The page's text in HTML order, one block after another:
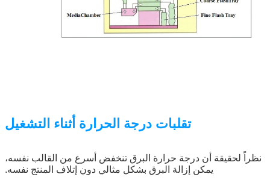
تقلبات درجة الحرارة أثناء التشغيل
نظراً لحقيقة أن درجة حرارة البرق تنخفض أسرع من القالب نفسه،
يمكن إزالة البرق بشكل مثالي دون إتلاف المنتج نفسه.